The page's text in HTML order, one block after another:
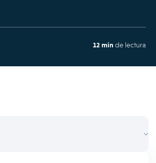
12 min de lectura